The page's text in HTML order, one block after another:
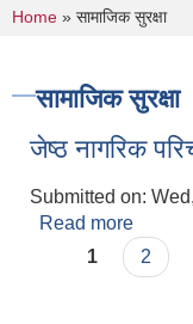
You are
Home » सामाजिक सुरक्षा
सामाजिक सुरक्षा
जेष्ठ नागरिक
Submitted on:
Read more
Pages
1 2